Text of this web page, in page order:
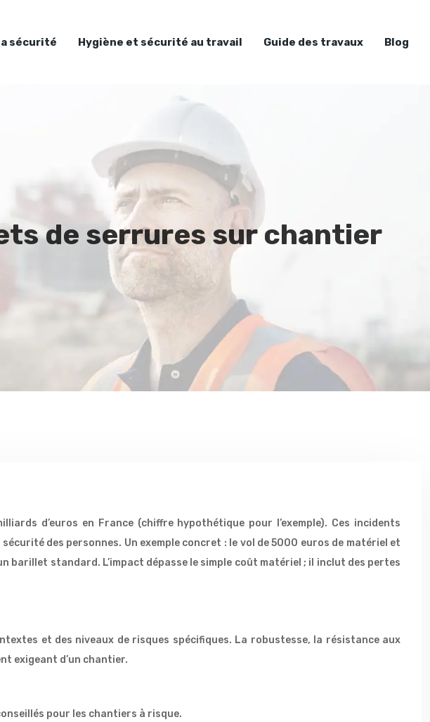
sécurité Hygiène et sécurité au travail Guide des travaux Blog
de serrures sur chantier
d’euros en France (chiffre hypothétique pour l’exemple). Ces incidents
des personnes. Un exemple concret : le vol de 5000 euros de matériel et
barillet standard. L’impact dépasse le simple coût matériel ; il inclut des pertes
et des niveaux de risques spécifiques. La robustesse, la résistance aux
exigeant d’un chantier.
pour les chantiers à risque.